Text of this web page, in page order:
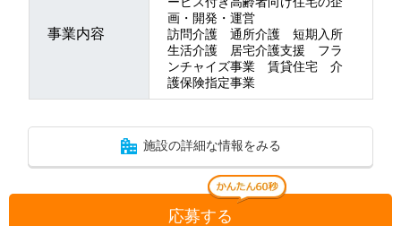
事業内容
画・開発・運営
訪問介護 通所介護 短期入所
生活介護 居宅介護支援 フラ
ンチャイズ事業 賃貸住宅 介
護保険指定事業
施設の詳細な情報をみる
応募する